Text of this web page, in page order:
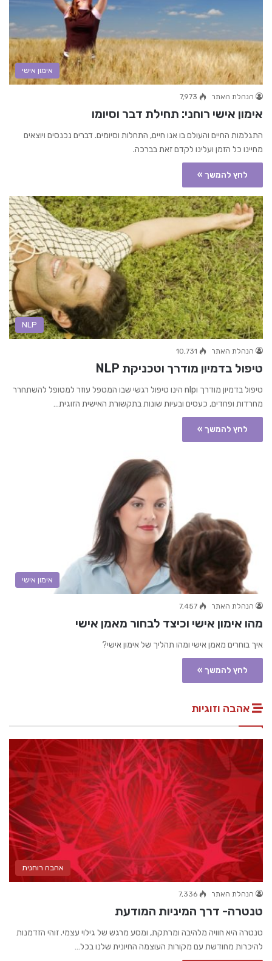
אימון אישי
הנהלת האתר 7,973
אימון אישי רוחני: תחילת דבר וסיומו
התגלמות החיים והעולם בו אנו חיים, התחלות וסיומים. דברים נכנסים ויוצאים
מחיינו כל הזמן ועלינו לקדם זאת בברכה.
לחץ להמשך »
NLP
הנהלת האתר 10,731
טיפול בדמיון מודרך וטכניקת NLP
טיפול בדמיון מודרך וnlp הינו טיפול רגשי שבו המטפל עוזר למטופל להשתחרר
מחרדות ופחדים, כעסים ובעיות שונות בתקשורת האישית הזוגית…
לחץ להמשך »
אימון אישי
הנהלת האתר 7,457
מהו אימון אישי וכיצד לבחור מאמן אישי
איך בוחרים מאמן אישי ומהו תהליך של אימון אישי?
לחץ להמשך »
אהבה וזוגיות
אהבה רוחנית
הנהלת האתר 7,336
טנטרה- דרך המיניות המודעת
טנטרה היא חוויה מלהיבה ומרתקת, ומסע מרגש של גילוי עצמי. זוהי הזדמנות
להיכרות מחודשת עם מקורות העוצמה החיונית שלנו בכל…